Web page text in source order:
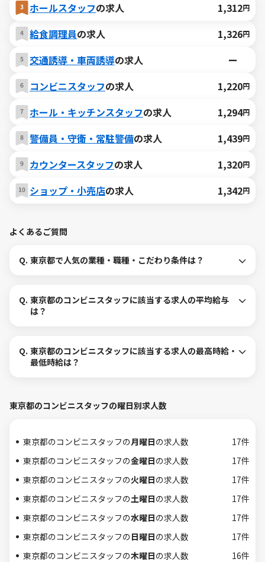
ホールスタッフの求人 1,312円
給食調理員の求人 1,326円
交通誘導・車両誘導の求人
ー
コンビニスタッフの求人 1,220円
ホール・キッチンスタッフの求人 1,294円
警備員・守衛・常駐警備の求人 1,439円
カウンタースタッフの求人 1,320円
ショップ・小売店の求人 1,342円
よくあるご質問
Q. 東京都で人気の業種・職種・こだわり条件は？
Q. 東京都のコンビニスタッフに該当する求人の平均給与
は？
Q. 東京都のコンビニスタッフに該当する求人の最高時給・
最低時給は？
東京都のコンビニスタッフの曜日別求人数
東京都のコンビニスタッフの月曜日の求人数
17件
東京都のコンビニスタッフの金曜日の求人数
17件
東京都のコンビニスタッフの火曜日の求人数
17件
東京都のコンビニスタッフの土曜日の求人数
17件
東京都のコンビニスタッフの水曜日の求人数
17件
東京都のコンビニスタッフの日曜日の求人数
17件
東京都のコンビニスタッフの木曜日の求人数 16件